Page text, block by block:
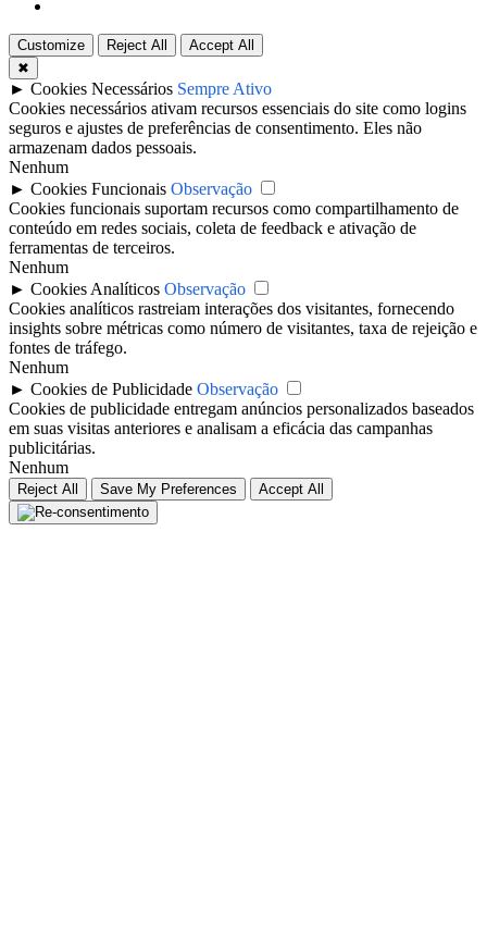
Customize Reject All
Accept All
✖
► Cookies Necessários Sempre Ativo
Cookies necessários ativam recursos essenciais do site como logins
seguros e ajustes de preferências de consentimento. Eles não
armazenam dados pessoais.
Nenhum
► Cookies Funcionais Observação
Cookies funcionais suportam recursos como compartilhamento de
conteúdo em redes sociais, coleta de feedback e ativação de
ferramentas de terceiros.
Nenhum
► Cookies Analíticos Observação
Cookies analíticos rastreiam interações dos visitantes, fornecendo
insights sobre métricas como número de visitantes, taxa de rejeição e
fontes de tráfego.
Nenhum
► Cookies de Publicidade Observação
Cookies de publicidade entregam anúncios personalizados baseados
em suas visitas anteriores e analisam a eficácia das campanhas
publicitárias.
Nenhum
Reject All Save My Preferences Accept All